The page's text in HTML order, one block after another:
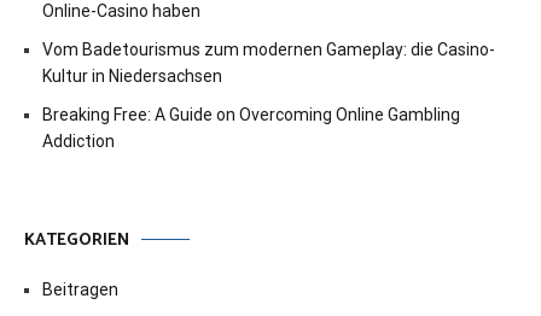
Online-Casino haben
Vom Badetourismus zum modernen Gameplay: die Casino-
Kultur in Niedersachsen
Breaking Free: A Guide on Overcoming Online Gambling
Addiction
KATEGORIEN
Beitragen